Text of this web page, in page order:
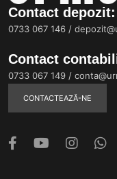
Contact depozit:
0733 067 146 /
Contact
0733 067 149 /
CONTACTEAZĂ-NE